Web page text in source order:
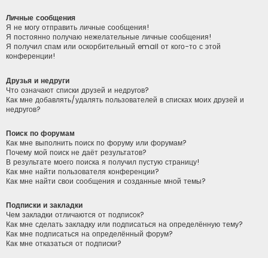
Личные сообщения
Я не могу отправить личные сообщения!
Я постоянно получаю нежелательные личные сообщения!
Я получил спам или оскорбительный email от кого-то с этой
конференции!
Друзья и недруги
Что означают списки друзей и недругов?
Как мне добавлять/удалять пользователей в списках моих друзей и
недругов?
Поиск по форумам
Как мне выполнить поиск по форуму или форумам?
Почему мой поиск не даёт результатов?
В результате моего поиска я получил пустую страницу!
Как мне найти пользователя конференции?
Как мне найти свои сообщения и созданные мной темы?
Подписки и закладки
Чем закладки отличаются от подписок?
Как мне сделать закладку или подписаться на определённую тему?
Как мне подписаться на определённый форум?
Как мне отказаться от подписки?